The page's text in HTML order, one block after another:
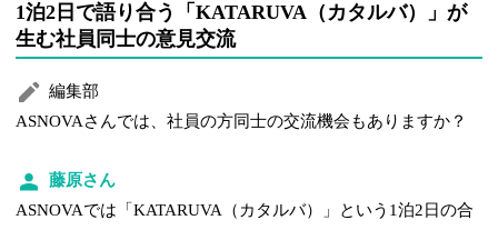
1泊2日で語り合う「KATARUVA（カタルバ）」が
生む社員同士の意見交流
編集部
ASNOVAさんでは、社員の方同士の交流機会もありますか？
藤原さん
ASNOVAでは「KATARUVA（カタルバ）」という1泊2日の合